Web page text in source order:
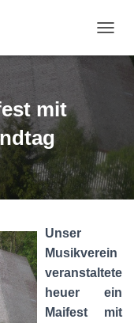
A
O
N
U
H
L
T
E
mit
Unser
Musikverein
veranstaltete
heuer ein
Maifest mit